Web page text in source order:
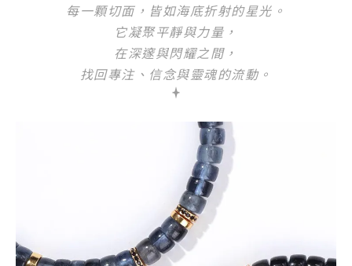
每一顆切面，皆如海底折射的星光。
它凝聚平靜與力量，
在深邃與閃耀之間，
找回專注、信念與靈魂的流動。